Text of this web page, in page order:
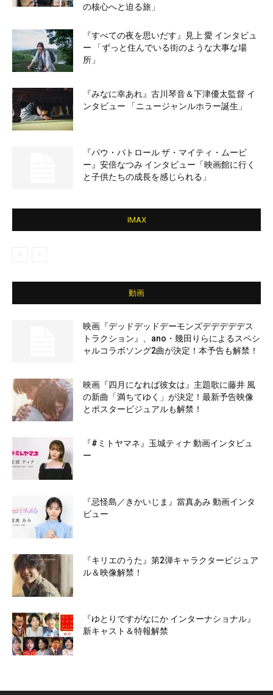
の核心へと迫る旅」
『すべての夜を思いだす』見上 愛 インタビュ
ー 「ずっと住んでいる街のような大事な場
所」
『みなに幸あれ』古川琴音＆下津優太監督 イ
ンタビュー 「ニュージャンルホラー誕生」
『パウ・パトロール ザ・マイティ・ムービ
ー』安倍なつみ インタビュー「映画館に行く
と子供たちの成長を感じられる」
IMAX
動画
映画『デッドデッドデーモンズデデデデデス
トラクション』、ano・幾田りらによるスペシ
ャルコラボソング2曲が決定！本予告も解禁！
映画『四月になれば彼女は』主題歌に藤井 風
の新曲「満ちてゆく」が決定！最新予告映像
とポスタービジュアルも解禁！
『#ミトヤマネ』玉城ティナ 動画インタビュ
ー
『忌怪島／きかいじま』當真あみ 動画インタ
ビュー
『キリエのうた』第2弾キャラクタービジュア
ル＆映像解禁！
『ゆとりですがなにか インターナショナル』
新キャスト＆特報解禁